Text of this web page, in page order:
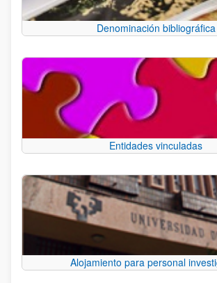
Denominación bibliográfica
Entidades vinculadas
Alojamiento para personal